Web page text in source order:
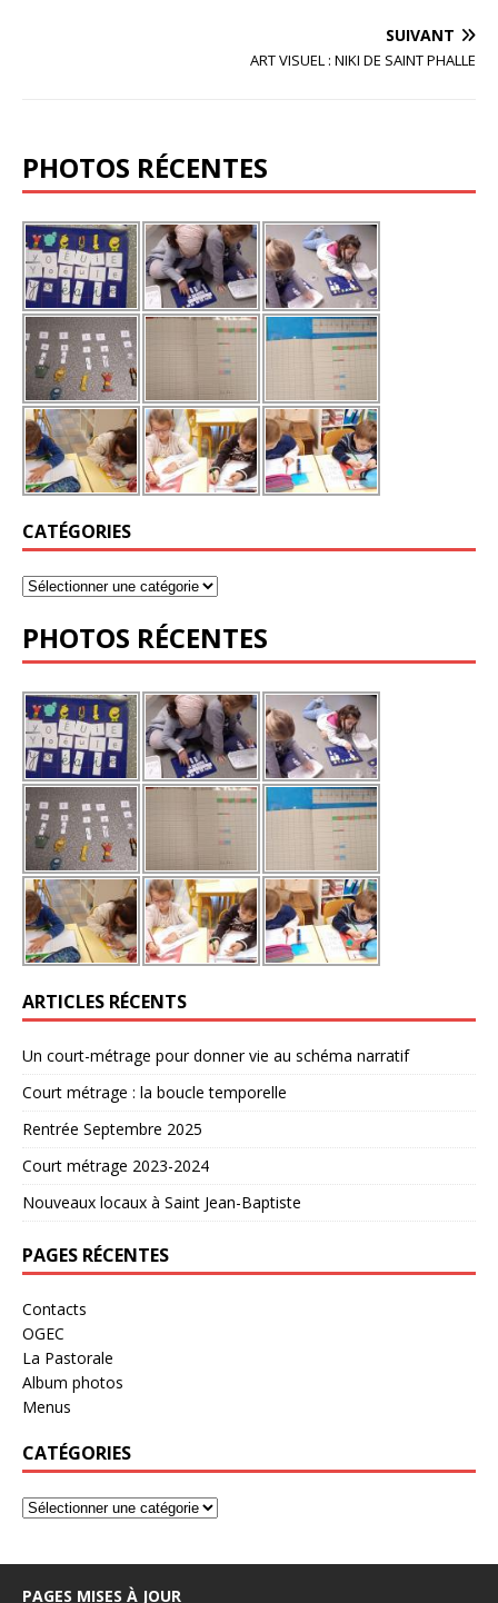
SUIVANT
ART VISUEL : NIKI DE SAINT PHALLE
PHOTOS RÉCENTES
CATÉGORIES
PHOTOS RÉCENTES
ARTICLES RÉCENTS
Un court-métrage pour donner vie au schéma narratif
Court métrage : la boucle temporelle
Rentrée Septembre 2025
Court métrage 2023-2024
Nouveaux locaux à Saint Jean-Baptiste
PAGES RÉCENTES
Contacts
OGEC
La Pastorale
Album photos
Menus
CATÉGORIES
PAGES MISES À JOUR